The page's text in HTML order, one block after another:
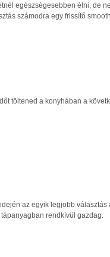
egészségesebben élni, de
számodra egy frissítő
töltened a konyhában a
az egyik legjobb
rendkívül gazdag.